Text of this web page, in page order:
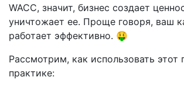
WACC, значит, бизнес создает
уничтожает ее. Проще говоря, ваш
работает эффективно. 🤑
Рассмотрим, как использовать этот
практике: